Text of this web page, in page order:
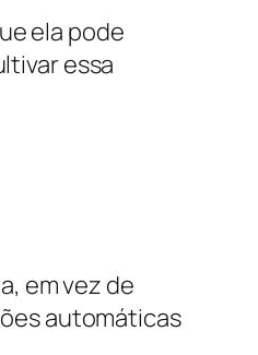
ela pode
essa
em vez de
automáticas